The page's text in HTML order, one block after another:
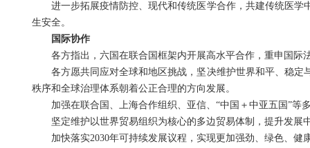
进一步拓展疫情防控、现代和传统医学合作，共建传统医
生安全。
国际协作
各方指出，六国在联合国框架内开展高水平合作，重申国
各方愿共同应对全球和地区挑战，坚决维护世界和平、稳
秩序和全球治理体系朝着公正合理的方向发展。
加强在联合国、上海合作组织、亚信、“中国＋中亚五国”
坚定维护以世界贸易组织为核心的多边贸易体制，提升发展
加快落实2030年可持续发展议程，实现更加强劲、绿色、